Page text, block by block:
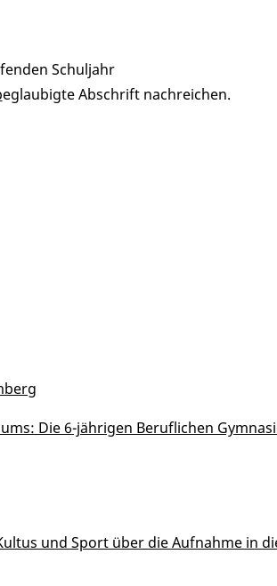
Schuljahr
eglaubigte Abschrift nachreichen.
Die 6-jährigen Beruflichen
und Sport über die Aufnahme in